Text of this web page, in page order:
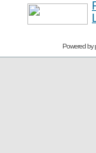
Powered by